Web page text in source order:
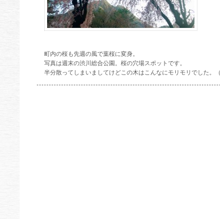
町内の桜も先週の風で葉桜に変身。
写真は週末の渋川総合公園。桜の穴場スポットです。
半分散ってしまいましてけどこの木はこんなにモリモリでした。